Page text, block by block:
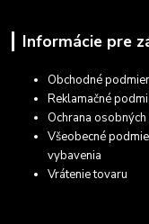
Informácie pre
Obchodné
Reklamačné
Ochrana
Všeobecné
vybavenia
Vrátenie tovaru